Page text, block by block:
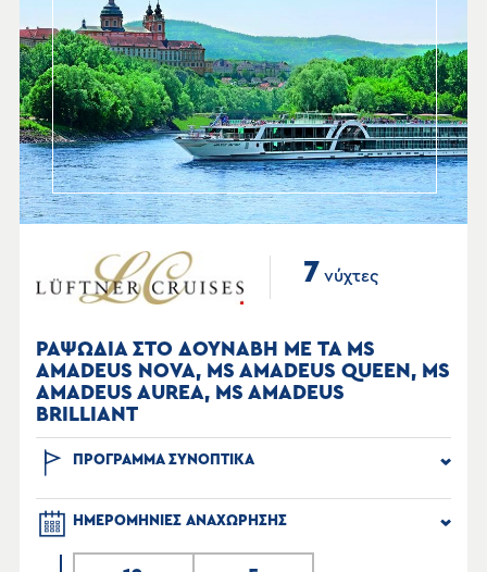
7 νύχτες
ΡΑΨΩΔΙΑ ΣΤΟ ΔΟΥΝΑΒΗ ΜΕ ΤΑ MS
AMADEUS NOVA, MS AMADEUS QUEEN, MS
AMADEUS AUREA, MS AMADEUS
BRILLIANT
ΠΡΟΓΡΑΜΜΑ ΣΥΝΟΠΤΙΚΑ
ΗΜΕΡΟΜΗΝΙΕΣ ΑΝΑΧΩΡΗΣΗΣ